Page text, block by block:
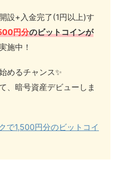
設+入金完了(1円以上)す
円分のビットコインが
施中！
めるチャンス✨
、暗号資産デビューしま
で1,500円分のビットコイ